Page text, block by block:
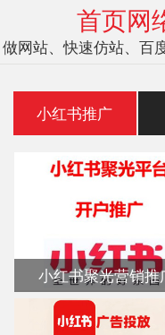
首页网
做网站、快速仿站、百
小红书推广
小红书聚光营销推